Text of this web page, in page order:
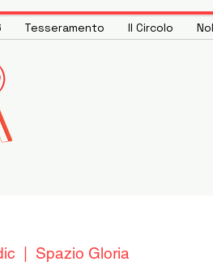
Tesseramento Il Circolo
Spazio Gloria